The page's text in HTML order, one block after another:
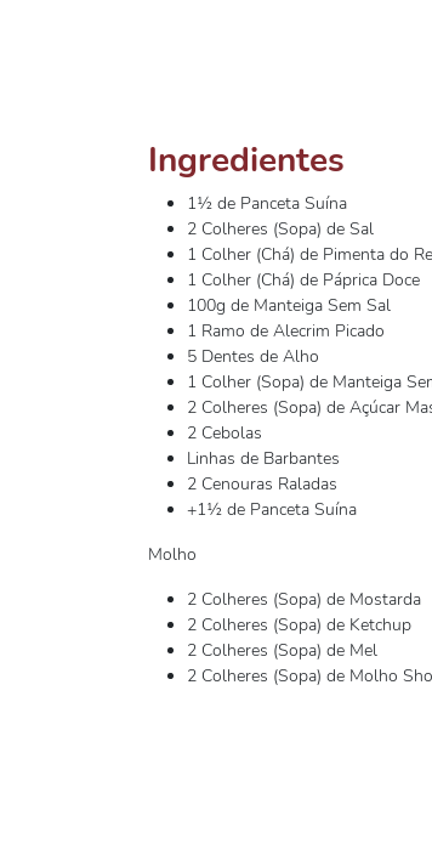
Ingredientes
1½ de Panceta Suína
2 Colheres (Sopa) de Sal
1 Colher (Chá) de Pimenta do
1 Colher (Chá) de Páprica Doce
100g de Manteiga Sem Sal
1 Ramo de Alecrim Picado
5 Dentes de Alho
1 Colher (Sopa) de Manteiga
2 Colheres (Sopa) de Açúcar
2 Cebolas
Linhas de Barbantes
2 Cenouras Raladas
+1½ de Panceta Suína
Molho
2 Colheres (Sopa) de Mostarda
2 Colheres (Sopa) de Ketchup
2 Colheres (Sopa) de Mel
2 Colheres (Sopa) de Molho